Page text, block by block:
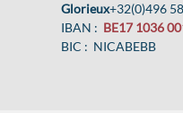
Glorieux+32(0)496
IBAN : BE17 1036
BIC : NICABEBB